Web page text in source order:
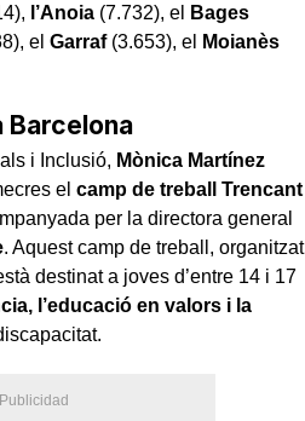
l’Anoia (7.732), el
Bages
el Garraf (3.653), el
Moianès
Barcelona
i Inclusió, Mònica Martínez
el camp de treball Trencant
per la directora general
. Aquest camp de treball, organitzat
destinat a joves d’entre 14 i 17
l’educació en valors i la